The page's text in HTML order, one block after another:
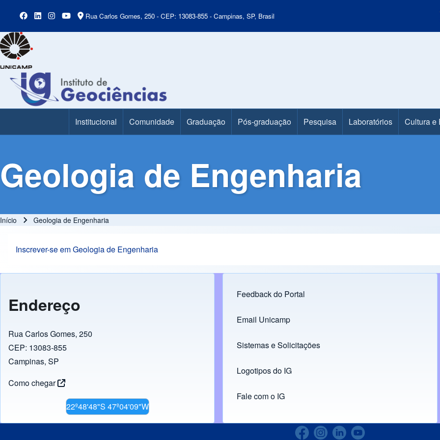
Rua Carlos Gomes, 250 - CEP: 13083-855 - Campinas, SP, Brasil
Main MenuInstitucional Comunidade Graduação Pós-graduação Pesquisa Laboratórios Cultura e
Geologia de Engenharia
Início Geologia de Engenharia
Inscrever-se em Geologia de Engenharia
Endereço
Rua Carlos Gomes, 250
CEP: 13083-855
Campinas, SP
Como chegar
22º48'48"S 47º04'09"W
Footer menu
Feedback do Portal
Links
Email Unicamp
(opens in new tab)
Sistemas e Solicitações
(opens in new tab)
Logotipos do IG
(opens in new tab)
Fale com o IG